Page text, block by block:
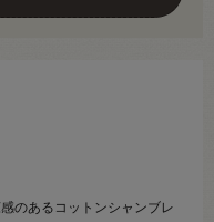
のあるコットンシャンブレ